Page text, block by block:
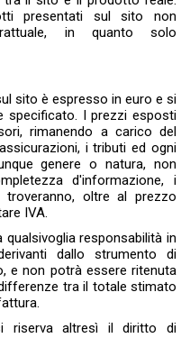
presentati sul sito non
in quanto solo
sito è espresso in euro e si
specificato. I prezzi esposti
rimanendo a carico del
i tributi ed ogni
genere o natura, non
d'informazione, i
oltre al prezzo
IVA.
qualsivoglia responsabilità in
dallo strumento di
e non potrà essere ritenuta
tra il totale stimato
altresì il diritto di